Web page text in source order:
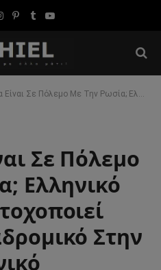
Pinterest
TumblrYouTube
Υποβρύχιο Στοχοποιεί Ρωσικό Καταδρομικό Στην Κρήτη, Ελληνικό Αεροσκάφος Στην Μαύρη Θάλασσα; Κατασχέτουμε Ρωσικό Τάνκερ! Τι ‘Άλλο Θα Κάνουμε Θεέ Μου!
Σε Πόλεμο
Ελληνικό
Στην